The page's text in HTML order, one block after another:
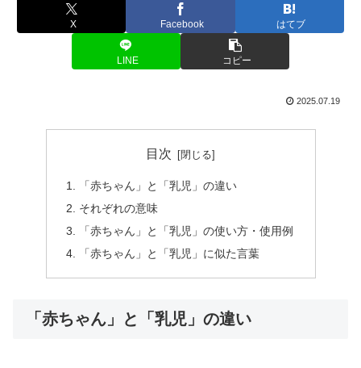
X Facebook はてブ
LINE コピー
2025.07.19
目次
「赤ちゃん」と「乳児」の違い
それぞれの意味
「赤ちゃん」と「乳児」の使い方・使用例
「赤ちゃん」と「乳児」に似た言葉
「赤ちゃん」と「乳児」の違い